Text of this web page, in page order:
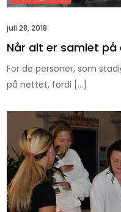
juli 28, 2018
Når alt er samlet
For de personer, som
på nettet, fordi […]